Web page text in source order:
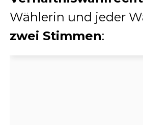
Wählerin und jeder
zwei Stimmen: